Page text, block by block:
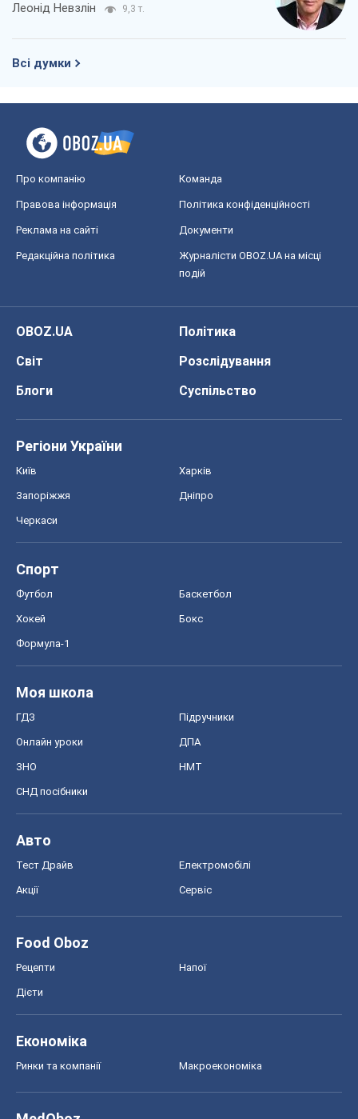
Леонід Невзлін 9,3 т.
Всі думки
Про компанію Команда
Правова інформація Політика конфіденційності
Реклама на сайті Документи
Редакційна політика
Журналісти OBOZ.UA на місці
подій
OBOZ.UA
Політика
Світ
Розслідування
Блоги
Суспільство
Регіони України
Київ Харків
Запоріжжя Дніпро
Черкаси
Спорт
Футбол Баскетбол
Хокей Бокс
Формула-1
Моя школа
ГДЗ Підручники
Онлайн уроки ДПА
ЗНО НМТ
СНД посібники
Авто
Тест Драйв Електромобілі
Акції Сервіс
Food Oboz
Рецепти Напої
Дієти
Економіка
Ринки та компанії Макроекономіка